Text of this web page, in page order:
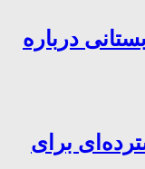
درباره
برای